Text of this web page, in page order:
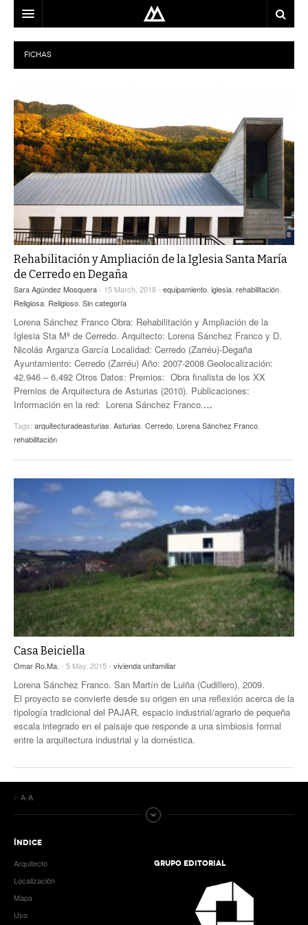
ARQUITECTO
LOCALIZACIÓN
USO
EQUIPO
BLOG
FICHAS
Rehabilitación y Ampliación de la Iglesia Santa María
de Cerredo en Degaña
Sara Agúndez Mosquera- 15 March, 2018 - equipamiento iglesia rehabilitación
Religiosa Religioso Sin categoría
Lorena Sánchez Franco Obra: Rehabilitación y Ampliación de la
Iglesia Sta Mª de Cerredo. Arquitecto: Lorena Sánchez Franco y D.
Nicolás Arganza García Localidad: Cerredo (Zarréu)-Degaña
Ayuntamiento: Cerredo (Zarréu) Año: 2007-2008 Geolocalización:
42.946 – 6.492 Otros Datos: Premios: Obra finalista de los XX
Premios de Arquitectura de Asturias (2010). Publicaciones:
Información en la red: Lorena Sánchez Franco.…
Tags: arquitecturadeasturias Asturias Cerredo Lorena Sánchez Franco
rehabilitación
Casa Beiciella
Omar Ro.Ma. - 5 May, 2015 - vivienda unifamiliar
Lorena Sánchez Franco. San Martín de Luiña (Cudillero), 2009.
El proyecto se convierte desde su origen en una reflexión acerca de la
tipología tradicional del PAJAR, espacio industrial/agrario de pequeña
escala integrado en el paisaje que responde a una simbiosis formal
entre la arquitectura industrial y la doméstica.
A-A
ÍNDICE
Arquitecto
Localización
Mapa
Uso
GRUPO EDITORIAL